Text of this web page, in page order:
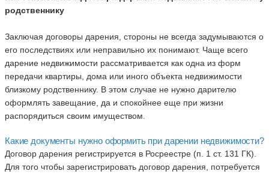
родственнику
Заключая договоры дарения, стороны не всегда задумываются о
его последствиях или неправильно их понимают. Чаще всего
дарение недвижимости рассматривается как одна из форм
передачи квартиры, дома или иного объекта недвижимости
близкому родственнику. В этом случае не нужно дарителю
оформлять завещание, да и спокойнее еще при жизни
распорядиться своим имуществом.
Какие документы нужно оформить при дарении недвижимости?
Договор дарения регистрируется в Росреестре (п. 1 ст. 131 ГК).
Для того чтобы зарегистрировать договор дарения, потребуется